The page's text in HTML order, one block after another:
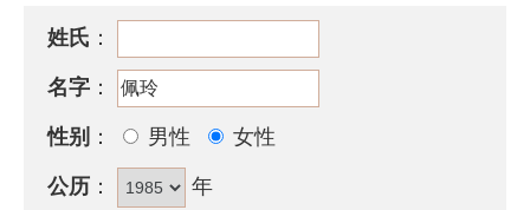
温厚中带郁闷的个性，表面平静，内心好强好胜，自
认为正确的事很难与人妥协，且容易在财务上发生困
难受累。
含佩玲的古诗词有哪些？
· 一道鹊桥横渺渺，千声玉
姓氏 ：
名字 ：
性别 ： 男性 女性
公历 ： 年